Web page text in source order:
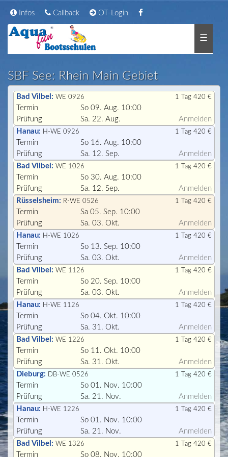
Infos Callback OT-Login
☰
SBF See: Rhein Main Gebiet
Bad Vilbel: WE 0926 1 Tag 420 €
Termin
So 09. Aug. 10:00
Prüfung
Sa. 22. Aug.
Anmelden
Hanau: H-WE 0926 1 Tag 420 €
Termin
So 16. Aug. 10:00
Prüfung
Sa. 12. Sep.
Anmelden
Bad Vilbel: WE 1026 1 Tag 420 €
Termin
So 30. Aug. 10:00
Prüfung
Sa. 12. Sep.
Anmelden
Rüsselsheim: R-WE 0526 1 Tag 420 €
Termin
Sa 05. Sep. 10:00
Prüfung
Sa. 03. Okt.
Anmelden
Hanau: H-WE 1026 1 Tag 420 €
Termin
So 13. Sep. 10:00
Prüfung
Sa. 03. Okt.
Anmelden
Bad Vilbel: WE 1126 1 Tag 420 €
Termin
So 20. Sep. 10:00
Prüfung
Sa. 03. Okt.
Anmelden
Hanau: H-WE 1126 1 Tag 420 €
Termin
So 04. Okt. 10:00
Prüfung
Sa. 31. Okt.
Anmelden
Bad Vilbel: WE 1226 1 Tag 420 €
Termin
So 11. Okt. 10:00
Prüfung
Sa. 31. Okt.
Anmelden
Dieburg:
DB-WE 0526 1 Tag 420 €
Termin
So 01. Nov. 10:00
Prüfung
Sa. 21. Nov.
Anmelden
Hanau: H-WE 1226 1 Tag 420 €
Termin
So 01. Nov. 10:00
Prüfung
Sa. 21. Nov.
Anmelden
Bad Vilbel: WE 1326 1 Tag 420 €
Termin So 08. Nov. 10:00